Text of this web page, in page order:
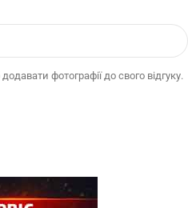
фотографії до свого відгуку.